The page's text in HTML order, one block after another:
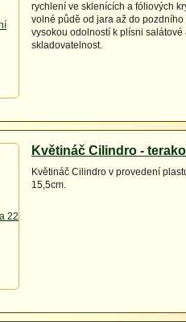
rychlení ve sklenících a fóliových
volné půdě od jara až do
vysokou odolností k plísni salátové
skladovatelnost.
Květináč Cilindro -
Květináč Cilindro v provedení
15,5cm.